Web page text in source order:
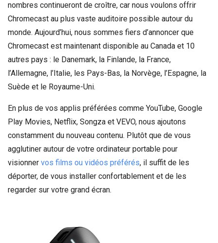
nombres continueront de croître, car nous voulons offrir
Chromecast au plus vaste auditoire possible autour du
monde. Aujourd’hui, nous sommes fiers d’annoncer que
Chromecast est maintenant disponible au Canada et 10
autres pays : le Danemark, la Finlande, la France,
l’Allemagne, l’Italie, les Pays-Bas, la Norvège, l’Espagne, la
Suède et le Royaume-Uni.
En plus de vos applis préférées comme YouTube, Google
Play Movies, Netflix, Songza et VEVO, nous ajoutons
constamment du nouveau contenu. Plutôt que de vous
agglutiner autour de votre ordinateur portable pour
visionner vos films ou vidéos préférés, il suffit de les
déporter, de vous installer confortablement et de les
regarder sur votre grand écran.